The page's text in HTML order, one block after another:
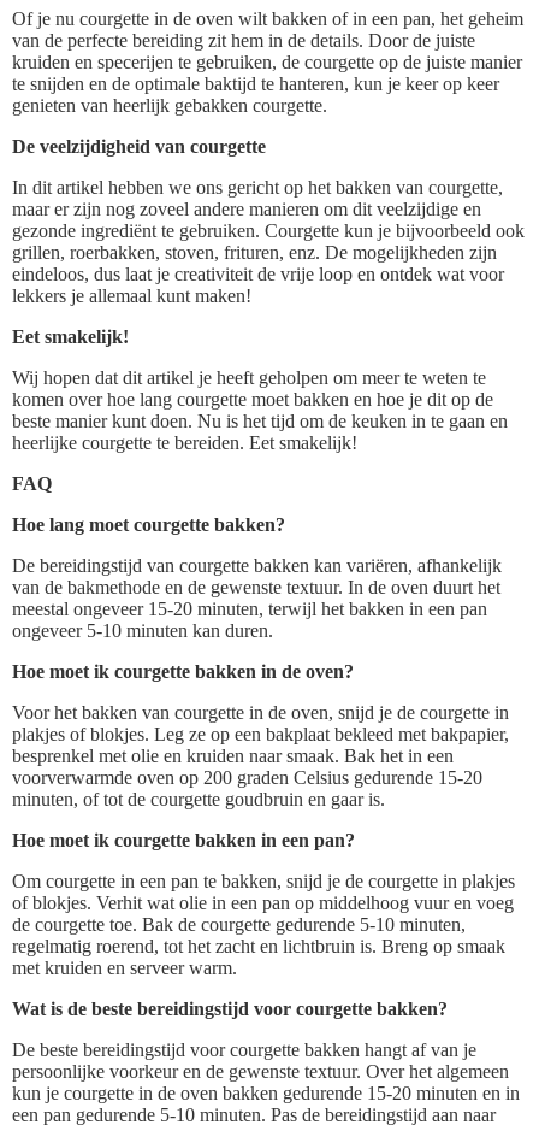
Of je nu courgette in de oven wilt bakken of in een pan, het geheim
van de perfecte bereiding zit hem in de details. Door de juiste
kruiden en specerijen te gebruiken, de courgette op de juiste manier
te snijden en de optimale baktijd te hanteren, kun je keer op keer
genieten van heerlijk gebakken courgette.
De veelzijdigheid van courgette
In dit artikel hebben we ons gericht op het bakken van courgette,
maar er zijn nog zoveel andere manieren om dit veelzijdige en
gezonde ingrediënt te gebruiken. Courgette kun je bijvoorbeeld ook
grillen, roerbakken, stoven, frituren, enz. De mogelijkheden zijn
eindeloos, dus laat je creativiteit de vrije loop en ontdek wat voor
lekkers je allemaal kunt maken!
Eet smakelijk!
Wij hopen dat dit artikel je heeft geholpen om meer te weten te
komen over hoe lang courgette moet bakken en hoe je dit op de
beste manier kunt doen. Nu is het tijd om de keuken in te gaan en
heerlijke courgette te bereiden. Eet smakelijk!
FAQ
Hoe lang moet courgette bakken?
De bereidingstijd van courgette bakken kan variëren, afhankelijk
van de bakmethode en de gewenste textuur. In de oven duurt het
meestal ongeveer 15-20 minuten, terwijl het bakken in een pan
ongeveer 5-10 minuten kan duren.
Hoe moet ik courgette bakken in de oven?
Voor het bakken van courgette in de oven, snijd je de courgette in
plakjes of blokjes. Leg ze op een bakplaat bekleed met bakpapier,
besprenkel met olie en kruiden naar smaak. Bak het in een
voorverwarmde oven op 200 graden Celsius gedurende 15-20
minuten, of tot de courgette goudbruin en gaar is.
Hoe moet ik courgette bakken in een pan?
Om courgette in een pan te bakken, snijd je de courgette in plakjes
of blokjes. Verhit wat olie in een pan op middelhoog vuur en voeg
de courgette toe. Bak de courgette gedurende 5-10 minuten,
regelmatig roerend, tot het zacht en lichtbruin is. Breng op smaak
met kruiden en serveer warm.
Wat is de beste bereidingstijd voor courgette bakken?
De beste bereidingstijd voor courgette bakken hangt af van je
persoonlijke voorkeur en de gewenste textuur. Over het algemeen
kun je courgette in de oven bakken gedurende 15-20 minuten en in
een pan gedurende 5-10 minuten. Pas de bereidingstijd aan naar